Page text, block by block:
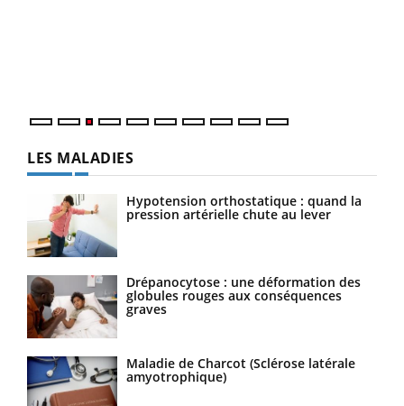
LES MALADIES
Hypotension orthostatique : quand la
pression artérielle chute au lever
Drépanocytose : une déformation des
globules rouges aux conséquences
graves
Maladie de Charcot (Sclérose latérale
amyotrophique)